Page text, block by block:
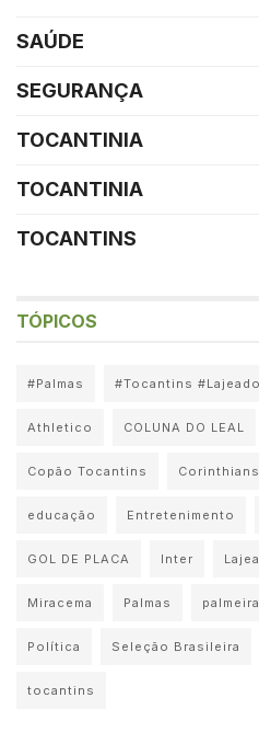
SAÚDE
SEGURANÇA
TOCANTINIA
TOCANTINIA
TOCANTINS
TÓPICOS
#Palmas #Tocantins #Lajeado
Athletico COLUNA DO LEAL
Copão Tocantins Corinthians
educação Entretenimento
GOL DE PLACA Inter
Miracema Palmas
Política Seleção Brasileira
tocantins